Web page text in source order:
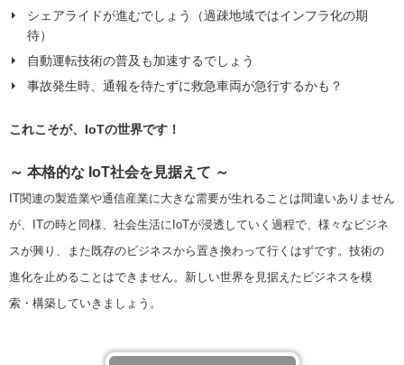
シェアライドが進むでしょう（過疎地域ではインフラ化の期
待）
自動運転技術の普及も加速するでしょう
事故発生時、通報を待たずに救急車両が急行するかも？
これこそが、IoTの世界です！
～ 本格的な IoT社会を見据えて ～
IT関連の製造業や通信産業に大きな需要が生れることは間違いありません
が、
ITの時と同様、社会生活に IoTが浸透していく過程で、様々なビジネ
スが興り、また既存のビジネスから置き換わって行くはずです。 技術の
進化を止めることはできません。新しい世界を見据えたビジネスを模
索・構築していきましょう。